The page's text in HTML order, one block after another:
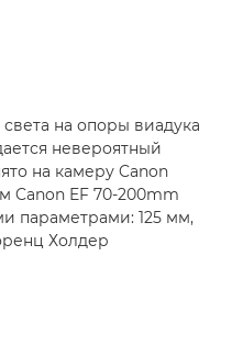
на опоры виадука
невероятный
на камеру Canon
Canon EF 70-200mm
параметрами: 125 мм,
Холдер